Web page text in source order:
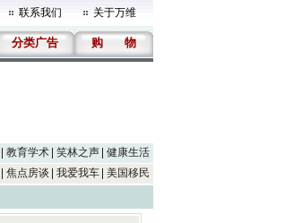
联系我们 关于万维
分类广告 购 物
教育学术 笑林之声
健康生活
焦点房谈 我爱我车 美国移民